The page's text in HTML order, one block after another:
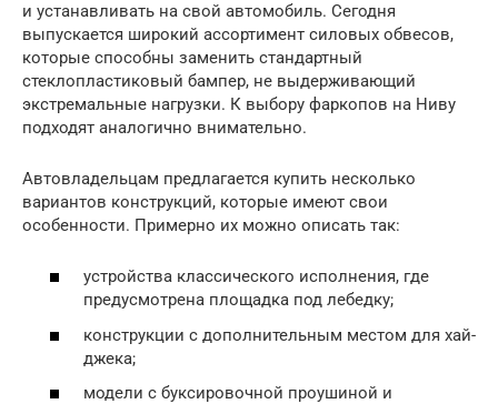
и устанавливать на свой автомобиль. Сегодня
выпускается широкий ассортимент силовых обвесов,
которые способны заменить стандартный
стеклопластиковый бампер, не выдерживающий
экстремальные нагрузки. К выбору фаркопов на Ниву
подходят аналогично внимательно.
Автовладельцам предлагается купить несколько
вариантов конструкций, которые имеют свои
особенности. Примерно их можно описать так:
устройства классического исполнения, где
предусмотрена площадка под лебедку;
конструкции с дополнительным местом для хай-
джека;
модели с буксировочной проушиной и